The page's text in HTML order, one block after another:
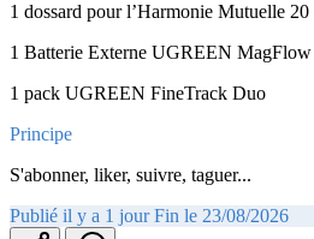
1 dossard pour l’Harmonie Mutuelle 20
1 Batterie Externe UGREEN
1 pack UGREEN FineTrack Duo
Principe
S'abonner, liker, suivre, taguer...
Publié il y a 1 jour Fin le 23/08/2026